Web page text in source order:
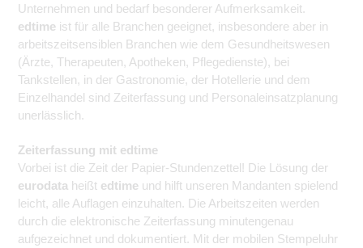
Unternehmen und bedarf besonderer Aufmerksamkeit.
edtime ist für alle Branchen geeignet, insbesondere aber in
arbeitszeitsensiblen Branchen wie dem Gesundheitswesen
(Ärzte, Therapeuten, Apotheken, Pflegedienste), bei
Tankstellen, in der Gastronomie, der Hotellerie und dem
Einzelhandel sind Zeiterfassung und Personaleinsatzplanung
unerlässlich.
Zeiterfassung mit edtime
Vorbei ist die Zeit der Papier-Stundenzettel! Die Lösung der
eurodata heißt edtime und hilft unseren Mandanten spielend
leicht, alle Auflagen einzuhalten. Die Arbeitszeiten werden
durch die elektronische Zeiterfassung minutengenau
aufgezeichnet und dokumentiert. Mit der mobilen Stempeluhr